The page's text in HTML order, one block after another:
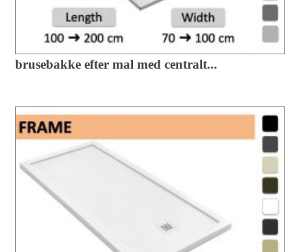
brusebakke efter mal med centralt...